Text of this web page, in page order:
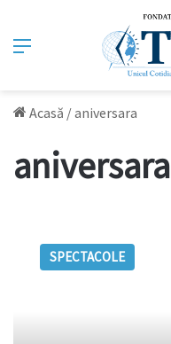
Meniu
Acasă /aniversara
aniversara
mulţi
SPECTACOLE